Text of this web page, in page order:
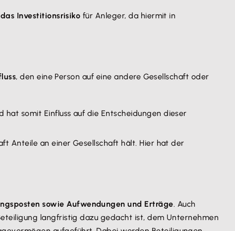
Investitionsrisiko für Anleger, da hiermit in
, den eine Person auf eine andere Gesellschaft oder
somit Einfluss auf die Entscheidungen dieser
Anteile an einer Gesellschaft hält. Hier hat der
sowie Aufwendungen und Erträge. Auch
langfristig dazu gedacht ist, dem Unternehmen